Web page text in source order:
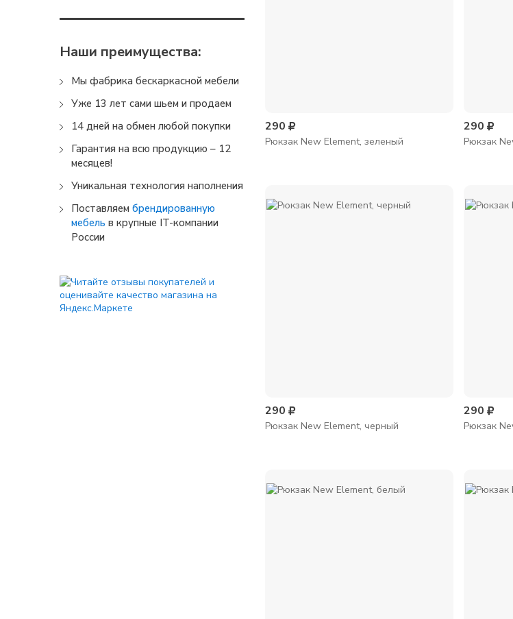
Наши преимущества:
Мы фабрика бескаркасной мебели
Уже 13 лет сами шьем и продаем
14 дней на обмен любой покупки
Гарантия на всю продукцию – 12
месяцев!
Уникальная технология наполнения
Поставляем брендированную
мебель в крупные IT-компании
России
290
Рюкзак New Element, зеленый
290
Рюкзак
290
Рюкзак New Element, черный
290
Рюкзак